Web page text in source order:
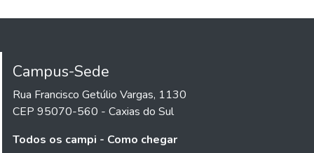
Campus-Sede
Rua Francisco Getúlio Vargas, 1130
CEP 95070-560 - Caxias do Sul
Todos os campi - Como chegar